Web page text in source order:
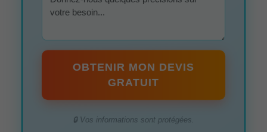
OBTENIR MON DEVIS
GRATUIT
🔒 Vos informations sont protégées.